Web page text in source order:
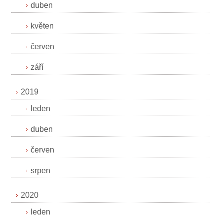
duben
květen
červen
září
2019
leden
duben
červen
srpen
2020
leden